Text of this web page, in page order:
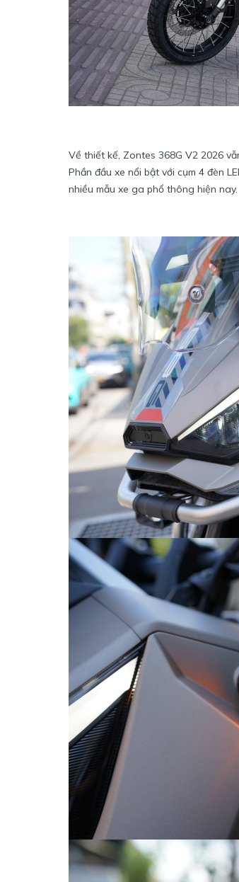
Về thiết kế, Zontes 368G V2 2026
Phần đầu xe nổi bật với cụm 4 đèn
nhiều mẫu xe ga phổ thông hiện nay.